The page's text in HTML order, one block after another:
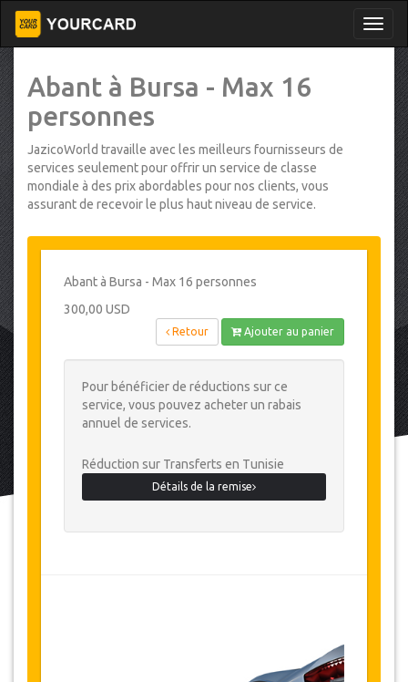
Abant à Bursa - Max 16
personnes
JazicoWorld travaille avec les meilleurs fournisseurs de
services seulement pour offrir un service de classe
mondiale à des prix abordables pour nos clients, vous
assurant de recevoir le plus haut niveau de service.
Abant à Bursa - Max 16 personnes
300,00 USD
Retour Ajouter au panier
Pour bénéficier de réductions sur ce
service, vous pouvez acheter un rabais
annuel de services.
Réduction sur Transferts en Tunisie
Détails de la remise